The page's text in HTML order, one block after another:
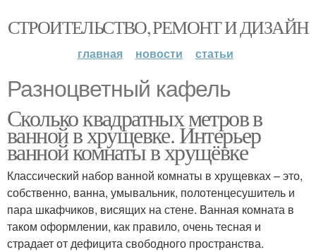
СТРОИТЕЛЬСТВО, РЕМОНТ И ДИЗАЙН
главная новости статьи
Разноцветный кафель
Сколько квадратных метров в
ванной в хрущевке. Интерьер
ванной комнаты в хрущёвке
Классический набор ванной комнаты в хрущевках – это,
собственно, ванна, умывальник, полотенцесушитель и
пара шкафчиков, висящих на стене. Ванная комната в
таком оформлении, как правило, очень тесная и
страдает от дефицита свободного пространства.